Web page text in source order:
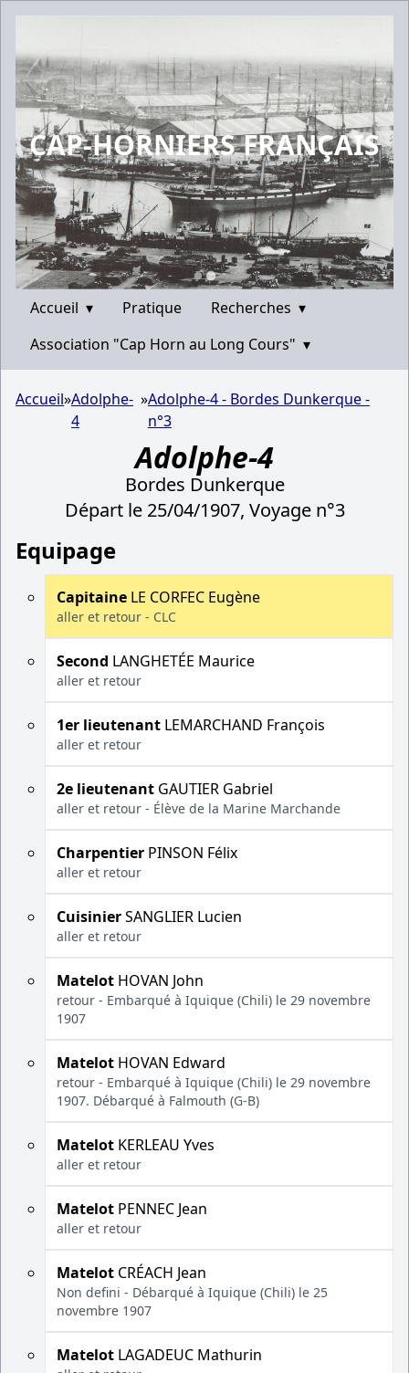
CAP-HORNIERS FRANÇAIS
Accueil ▾ Pratique Recherches ▾
Association "Cap Horn au Long Cours" ▾
Accueil»Adolphe-
4
»Adolphe-4 - Bordes Dunkerque -
n°3
Adolphe-4
Bordes Dunkerque
Départ le 25/04/1907, Voyage n°3
Equipage
Capitaine LE CORFEC Eugène
aller et retour - CLC
Second LANGHETÉE Maurice
aller et retour
1er lieutenant LEMARCHAND François
aller et retour
2e lieutenant GAUTIER Gabriel
aller et retour - Élève de la Marine Marchande
Charpentier PINSON Félix
aller et retour
CuisinierSANGLIER Lucien
aller et retour
Matelot HOVAN John
retour - Embarqué à Iquique (Chili) le 29 novembre
1907
Matelot HOVAN Edward
retour - Embarqué à Iquique (Chili) le 29 novembre
1907. Débarqué à Falmouth (G-B)
Matelot KERLEAU Yves
aller et retour
Matelot PENNEC Jean
aller et retour
Matelot CRÉACH Jean
Non defini - Débarqué à Iquique (Chili) le 25
novembre 1907
Matelot LAGADEUC Mathurin